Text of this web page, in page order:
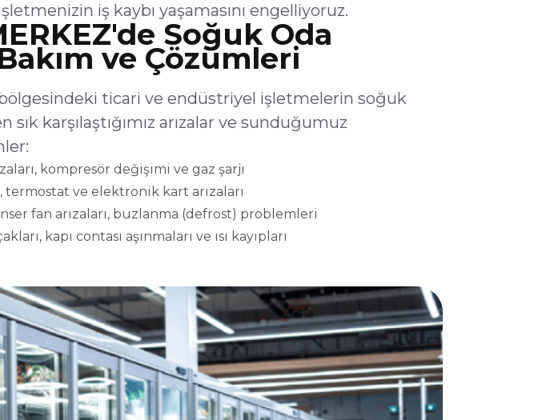
iş kaybı yaşamasını engelliyoruz.
Soğuk Oda
ve Çözümleri
ticari ve endüstriyel işletmelerin soğuk
sık karşılaştığımız arızalar ve sunduğumuz
kompresör değişimi ve gaz şarjı
ve elektronik kart arızaları
fan arızaları, buzlanma (defrost) problemleri
kapı contası aşınmaları ve ısı kayıpları